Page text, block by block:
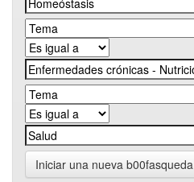
Iniciar una nueva b00fasqueda